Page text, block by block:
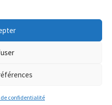
confidentialité
NOS STUDIOS